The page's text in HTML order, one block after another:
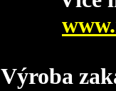
Výroba